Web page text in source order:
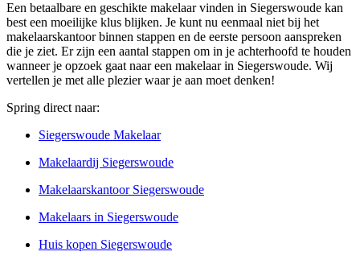
Een betaalbare en geschikte makelaar vinden in Siegerswoude kan
best een moeilijke klus blijken. Je kunt nu eenmaal niet bij het
makelaarskantoor binnen stappen en de eerste persoon aanspreken
die je ziet. Er zijn een aantal stappen om in je achterhoofd te houden
wanneer je opzoek gaat naar een makelaar in Siegerswoude. Wij
vertellen je met alle plezier waar je aan moet denken!
Spring direct naar:
Siegerswoude Makelaar
Makelaardij Siegerswoude
Makelaarskantoor Siegerswoude
Makelaars in Siegerswoude
Huis kopen Siegerswoude